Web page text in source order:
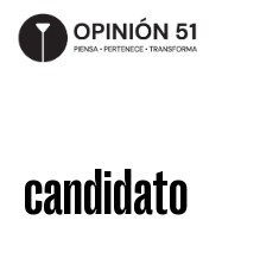
candidato